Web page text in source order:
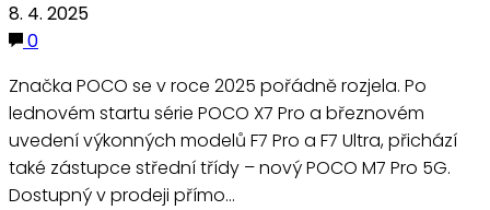
8. 4. 2025
0
Značka POCO se v roce 2025 pořádně rozjela. Po
lednovém startu série POCO X7 Pro a březnovém
uvedení výkonných modelů F7 Pro a F7 Ultra, přichází
také zástupce střední třídy – nový POCO M7 Pro 5G.
Dostupný v prodeji přímo…